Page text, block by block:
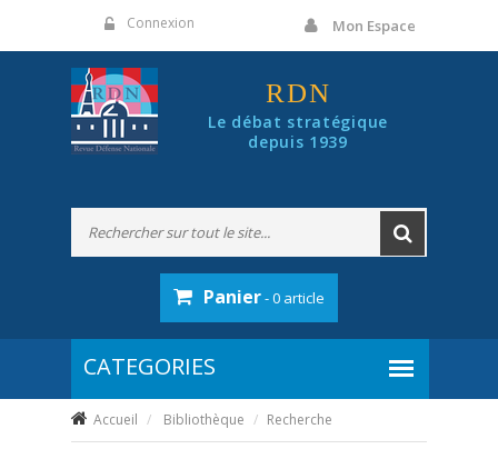
Connexion Mon Espace
RDN
Le débat stratégique
depuis 1939
Panier- 0 article
Accueil Bibliothèque Recherche